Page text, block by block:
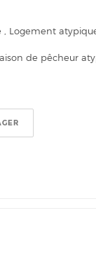
, Logement
de pêcheur